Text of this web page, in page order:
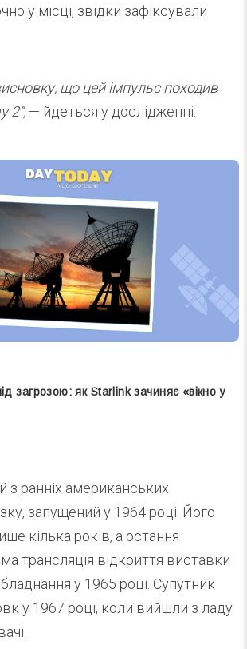
у місці, звідки зафіксували
що цей імпульс походив
2”, — йдеться у дослідженні.
загрозою: як Starlink зачиняє «вікно у
з ранніх американських
запущений у 1964 році. Його
кілька років, а остання
трансляція відкриття виставки
у 1965 році. Супутник
у 1967 році, коли вийшли з ладу